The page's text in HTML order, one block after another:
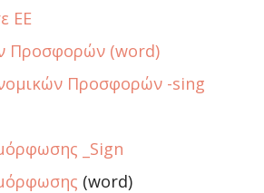
ΕΕ
Προσφορών (word)
Προσφορών -sing
_Sign
(word)